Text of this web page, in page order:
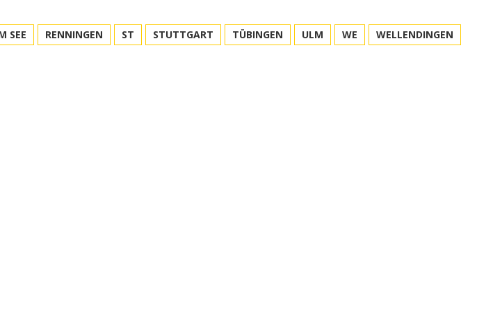
SEE RENNINGEN ST STUTTGART TÜBINGEN ULM WE WELLENDINGEN